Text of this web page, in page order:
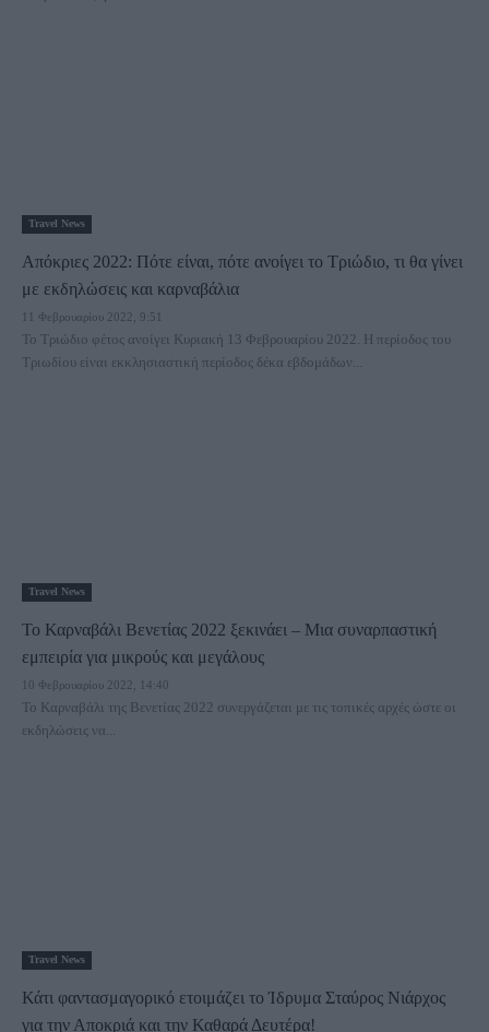
Travel News
Απόκριες 2022: Πότε είναι, πότε ανοίγει το Τριώδιο, τι θα γίνει
με εκδηλώσεις και καρναβάλια
11 Φεβρουαρίου 2022, 9:51
Το Τριώδιο φέτος ανοίγει Κυριακή 13 Φεβρουαρίου 2022. Η περίοδος του
Τριωδίου είναι εκκλησιαστική περίοδος δέκα εβδομάδων...
Travel News
Το Καρναβάλι Βενετίας 2022 ξεκινάει – Μια συναρπαστική
εμπειρία για μικρούς και μεγάλους
10 Φεβρουαρίου 2022, 14:40
Το Καρναβάλι της Βενετίας 2022 συνεργάζεται με τις τοπικές αρχές ώστε οι
εκδηλώσεις να...
Travel News
Κάτι φαντασμαγορικό ετοιμάζει το Ίδρυμα Σταύρος Νιάρχος
για την Αποκριά και την Καθαρά Δευτέρα!